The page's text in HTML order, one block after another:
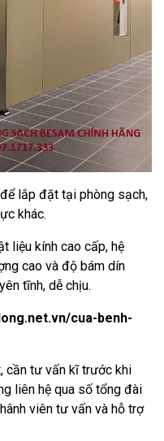
lắp đặt tại phòng sạch,
khác.
liệu kính cao cấp, hệ
cao và độ bám dín
tĩnh, dễ chịu.
cua-benh-
cần tư vấn kĩ trước khi
liên hệ qua số tổng đài
viên tư vấn và hỗ trợ